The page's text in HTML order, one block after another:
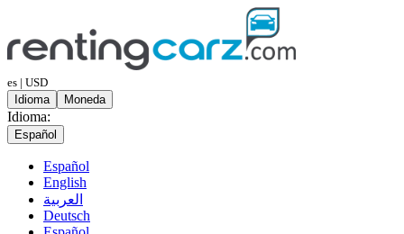
es | USD
Idioma
Moneda
Idioma:
Español
Español
English
العربية
Deutsch